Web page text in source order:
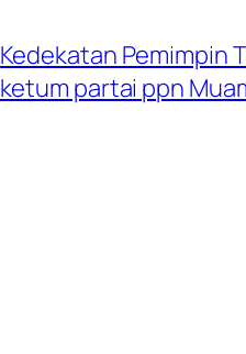
Kedekatan Pemimpin
ketum partai ppn